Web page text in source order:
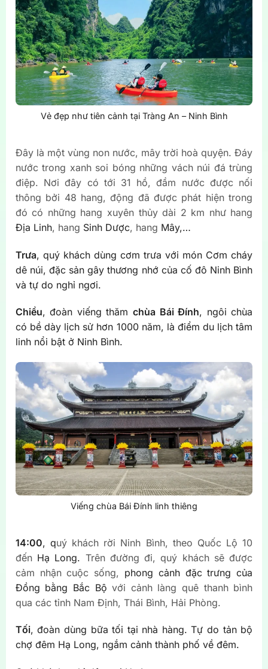
Vẻ đẹp như tiên cảnh tại Tràng An – Ninh Bình
Đây là một vùng non nước, mây trời hoà quyện. Đáy
nước trong xanh soi bóng những vách núi đá trùng
điệp. Nơi đây có tới 31 hồ, đầm nước được nối
thông bởi 48 hang, động đã được phát hiện trong
đó có những hang xuyên thủy dài 2 km như hang
Địa Linh, hang Sinh Dược, hang Mây,…
Trưa, quý khách dùng cơm trưa với món Cơm cháy
dê núi, đặc sản gây thương nhớ của cố đô Ninh Bình
và tự do nghỉ ngơi.
Chiều, đoàn viếng thăm chùa Bái Đính, ngôi chùa
có bề dày lịch sử hơn 1000 năm, là điểm du lịch tâm
linh nổi bật ở Ninh Bình.
Viếng chùa Bái Đính linh thiêng
14:00, quý khách rời Ninh Bình, theo Quốc Lộ 10
đến Hạ Long. Trên đường đi, quý khách sẽ được
cảm nhận cuộc sống, phong cảnh đặc trưng của
Đồng bằng Bắc Bộ với cảnh làng quê thanh bình
qua các tỉnh Nam Định, Thái Bình, Hải Phòng.
Tối, đoàn dùng bữa tối tại nhà hàng. Tự do tản bộ
chợ đêm Hạ Long, ngắm cảnh thành phố về đêm.